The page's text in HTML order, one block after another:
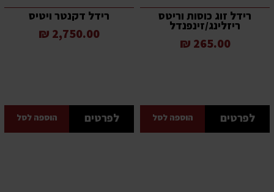
רידל זוג כוסות וריטס
ריזלינג/זינפנדל
265.00 ₪
לפרטים הוספה לסל
רידל דקנטר ויטיס
2,750.00 ₪
לפרטים הוספה לסל